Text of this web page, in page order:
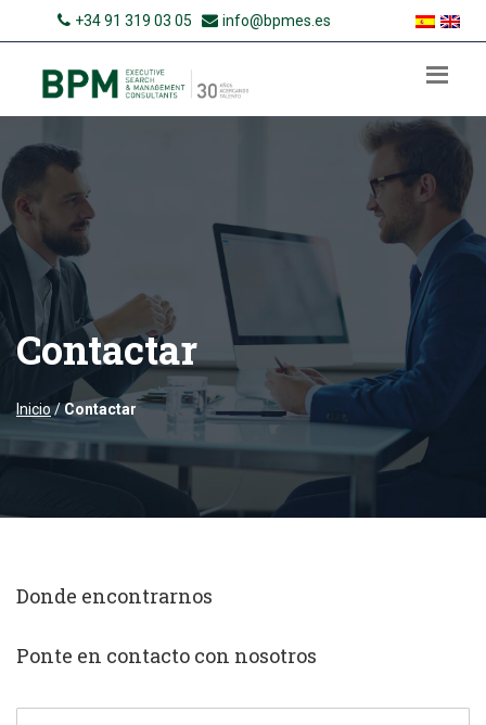
+34 91 319 03 05 info@bpmes.es
Contactar
Inicio/Contactar
Donde encontrarnos
Ponte en contacto con nosotros